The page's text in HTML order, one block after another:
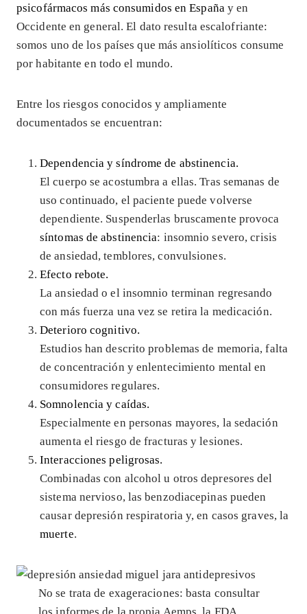
psicofármacos más consumidos en España y en
Occidente en general. El dato resulta escalofriante:
somos uno de los países que más ansiolíticos consume
por habitante en todo el mundo.
Entre los riesgos conocidos y ampliamente
documentados se encuentran:
Dependencia y síndrome de abstinencia.
El cuerpo se acostumbra a ellas. Tras semanas de
uso continuado, el paciente puede volverse
dependiente. Suspenderlas bruscamente provoca
síntomas de abstinencia: insomnio severo, crisis
de ansiedad, temblores, convulsiones.
Efecto rebote.
La ansiedad o el insomnio terminan regresando
con más fuerza una vez se retira la medicación.
Deterioro cognitivo.
Estudios han descrito problemas de memoria, falta
de concentración y enlentecimiento mental en
consumidores regulares.
Somnolencia y caídas.
Especialmente en personas mayores, la sedación
aumenta el riesgo de fracturas y lesiones.
Interacciones peligrosas.
Combinadas con alcohol u otros depresores del
sistema nervioso, las benzodiacepinas pueden
causar depresión respiratoria y, en casos graves, la
muerte.
No se trata de exageraciones: basta consultar
los informes de la propia Aemps, la FDA